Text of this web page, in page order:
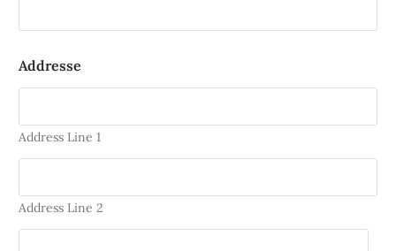
Addresse
Address Line 1
Address Line 2